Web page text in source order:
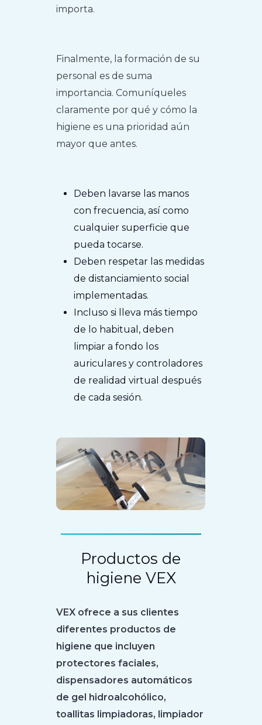
importa.
Finalmente, la formación de su
personal es de suma
importancia. Comuníqueles
claramente por qué y cómo la
higiene es una prioridad aún
mayor que antes.
Deben lavarse las manos
con frecuencia, así como
cualquier superficie que
pueda tocarse.
Deben respetar las medidas
de distanciamiento social
implementadas.
Incluso si lleva más tiempo
de lo habitual, deben
limpiar a fondo los
auriculares y controladores
de realidad virtual después
de cada sesión.
Productos de
higiene VEX
VEX ofrece a sus clientes
diferentes productos de
higiene que incluyen
protectores faciales,
dispensadores automáticos
de gel hidroalcohólico,
toallitas limpiadoras, limpiador